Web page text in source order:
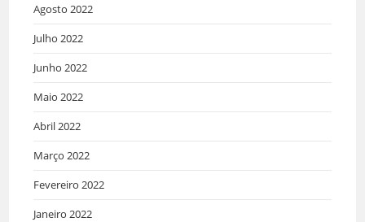
Agosto 2022
Julho 2022
Junho 2022
Maio 2022
Abril 2022
Março 2022
Fevereiro 2022
Janeiro 2022